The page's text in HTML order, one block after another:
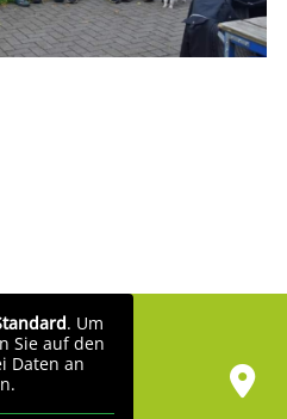
. Um
Sie auf den
Daten an